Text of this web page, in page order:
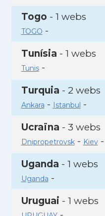
Togo - 1 webs
TOGO -
Tunísia - 1 webs
Tunis-
Turquia - 2 webs
Ankara - Istanbul -
Ucraïna - 3 webs
Dnipropetrovsk- Kiev-
Uganda - 1 webs
Uganda -
Uruguai - 1 webs